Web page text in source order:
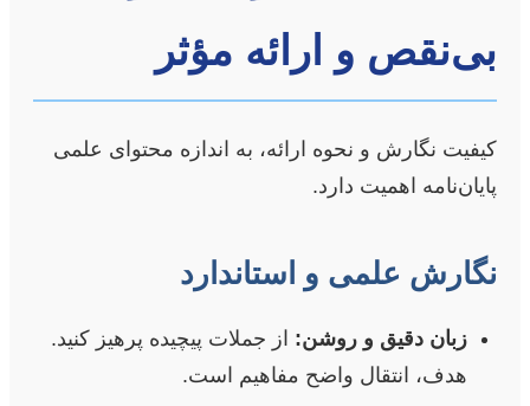
بی‌نقص و ارائه مؤثر
کیفیت نگارش و نحوه ارائه، به اندازه محتوای علمی
پایان‌نامه اهمیت دارد.
نگارش علمی و استاندارد
زبان دقیق و روشن: از جملات پیچیده پرهیز کنید.
هدف، انتقال واضح مفاهیم است.